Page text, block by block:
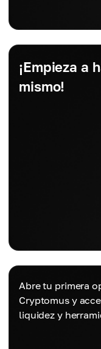
¡Empieza a
mismo!
Abre tu primera
Cryptomus y
liquidez y